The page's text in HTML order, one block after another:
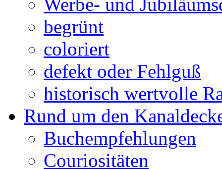
begrünt
coloriert
defekt oder Fehlguß
historisch wertvolle
Rund um den
Buchempfehlungen
Couriositäten